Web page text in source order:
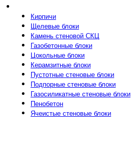
Кирпичи
Щелевые блоки
Камень стеновой СКЦ
Газобетонные блоки
Цокольные блоки
Керамзитные блоки
Пустотные стеновые блоки
Подпорные стеновые блоки
Газосиликатные стеновые блоки
Пенобетон
Ячеистые стеновые блоки